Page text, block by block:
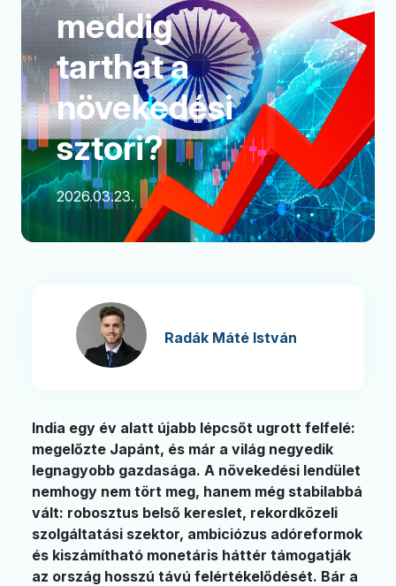
meddig
tarthat a
növekedési
sztori?
2026.03.23.
Radák Máté István
India egy év alatt újabb lépcsőt ugrott felfelé:
megelőzte Japánt, és már a világ negyedik
legnagyobb gazdasága. A növekedési lendület
nemhogy nem tört meg, hanem még stabilabbá
vált: robosztus belső kereslet, rekordközeli
szolgáltatási szektor, ambiciózus adóreformok
és kiszámítható monetáris háttér támogatják
az ország hosszú távú felértékelődését. Bár a